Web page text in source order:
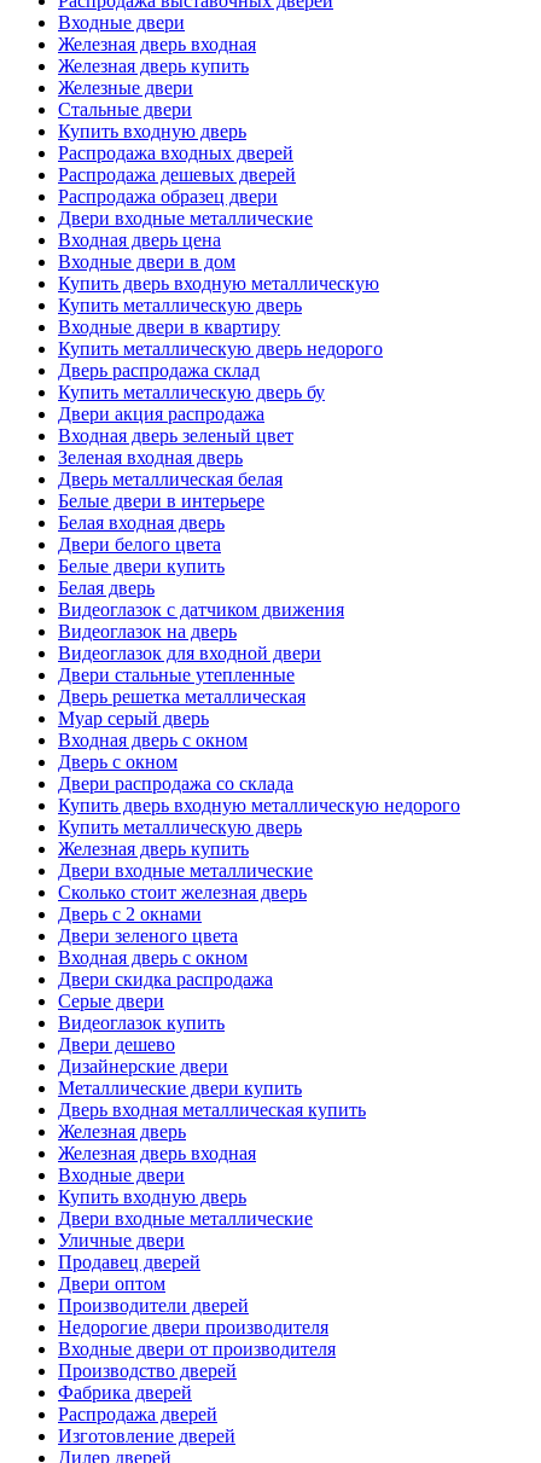
Входные двери
Железная дверь входная
Железная дверь купить
Железные двери
Стальные двери
Купить входную дверь
Распродажа входных дверей
Распродажа дешевых дверей
Распродажа образец двери
Двери входные металлические
Входная дверь цена
Входные двери в дом
Купить дверь входную металлическую
Купить металлическую дверь
Входные двери в квартиру
Купить металлическую дверь недорого
Дверь распродажа склад
Купить металлическую дверь бу
Двери акция распродажа
Входная дверь зеленый цвет
Зеленая входная дверь
Дверь металлическая белая
Белые двери в интерьере
Белая входная дверь
Двери белого цвета
Белые двери купить
Белая дверь
Видеоглазок с датчиком движения
Видеоглазок на дверь
Видеоглазок для входной двери
Двери стальные утепленные
Дверь решетка металлическая
Муар серый дверь
Входная дверь с окном
Дверь с окном
Двери распродажа со склада
Купить дверь входную металлическую недорого
Купить металлическую дверь
Железная дверь купить
Двери входные металлические
Сколько стоит железная дверь
Дверь с 2 окнами
Двери зеленого цвета
Входная дверь с окном
Двери скидка распродажа
Серые двери
Видеоглазок купить
Двери дешево
Дизайнерские двери
Металлические двери купить
Дверь входная металлическая купить
Железная дверь
Железная дверь входная
Входные двери
Купить входную дверь
Двери входные металлические
Уличные двери
Продавец дверей
Двери оптом
Производители дверей
Недорогие двери производителя
Входные двери от производителя
Производство дверей
Фабрика дверей
Распродажа дверей
Изготовление дверей
Дилер дверей